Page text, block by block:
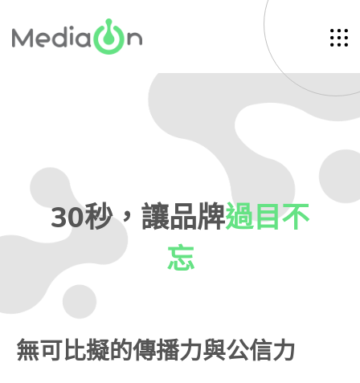
30秒，讓品牌過目不
忘
無可比擬的傳播力與公信力